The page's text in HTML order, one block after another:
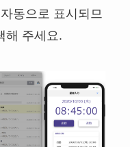
동으로 표시되므
해 주세요.